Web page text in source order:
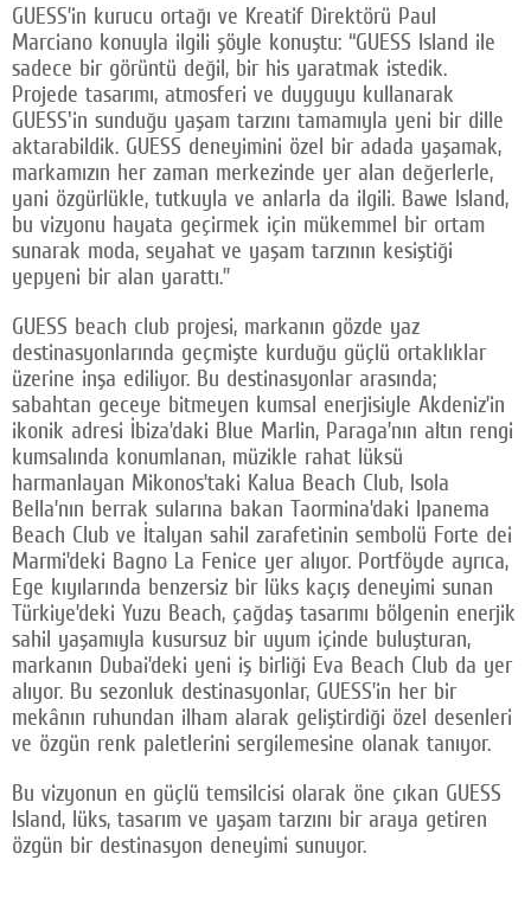
GUESS’in kurucu ortağı ve Kreatif Direktörü Paul
Marciano konuyla ilgili şöyle konuştu: “GUESS Island ile
sadece bir görüntü değil, bir his yaratmak istedik.
Projede tasarımı, atmosferi ve duyguyu kullanarak
GUESS'in sunduğu yaşam tarzını tamamıyla yeni bir dille
aktarabildik. GUESS deneyimini özel bir adada yaşamak,
markamızın her zaman merkezinde yer alan değerlerle,
yani özgürlükle, tutkuyla ve anlarla da ilgili. Bawe Island,
bu vizyonu hayata geçirmek için mükemmel bir ortam
sunarak moda, seyahat ve yaşam tarzının kesiştiği
yepyeni bir alan yarattı.”
GUESS beach club projesi, markanın gözde yaz
destinasyonlarında geçmişte kurduğu güçlü ortaklıklar
üzerine inşa ediliyor. Bu destinasyonlar arasında;
sabahtan geceye bitmeyen kumsal enerjisiyle Akdeniz’in
ikonik adresi İbiza’daki Blue Marlin, Paraga’nın altın rengi
kumsalında konumlanan, müzikle rahat lüksü
harmanlayan Mikonos’taki Kalua Beach Club, Isola
Bella’nın berrak sularına bakan Taormina’daki Ipanema
Beach Club ve İtalyan sahil zarafetinin sembolü Forte dei
Marmi’deki Bagno La Fenice yer alıyor. Portföyde ayrıca,
Ege kıyılarında benzersiz bir lüks kaçış deneyimi sunan
Türkiye’deki Yuzu Beach, çağdaş tasarımı bölgenin enerjik
sahil yaşamıyla kusursuz bir uyum içinde buluşturan,
markanın Dubai’deki yeni iş birliği Eva Beach Club da yer
alıyor. Bu sezonluk destinasyonlar, GUESS’in her bir
mekânın ruhundan ilham alarak geliştirdiği özel desenleri
ve özgün renk paletlerini sergilemesine olanak tanıyor.
Bu vizyonun en güçlü temsilcisi olarak öne çıkan GUESS
Island, lüks, tasarım ve yaşam tarzını bir araya getiren
özgün bir destinasyon deneyimi sunuyor.